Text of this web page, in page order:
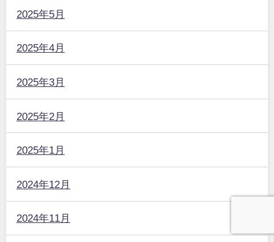
2025年5月
2025年4月
2025年3月
2025年2月
2025年1月
2024年12月
2024年11月